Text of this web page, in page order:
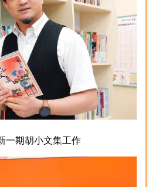
一期胡小文集工作